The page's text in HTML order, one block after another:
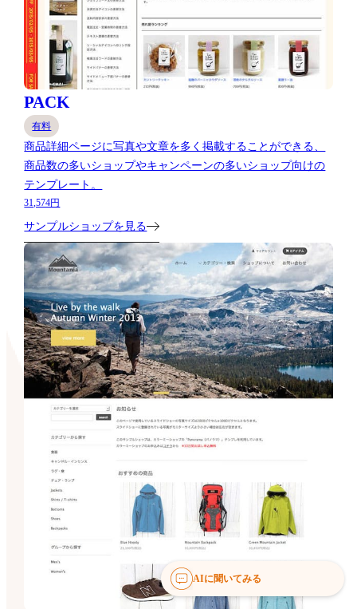
PACK
有料
商品詳細ページに写真や文章を多く掲載することができる、
商品数の多いショップやキャンペーンの多いショップ向けの
テンプレート。
31,574円
サンプルショップを見る
AIに聞いてみる